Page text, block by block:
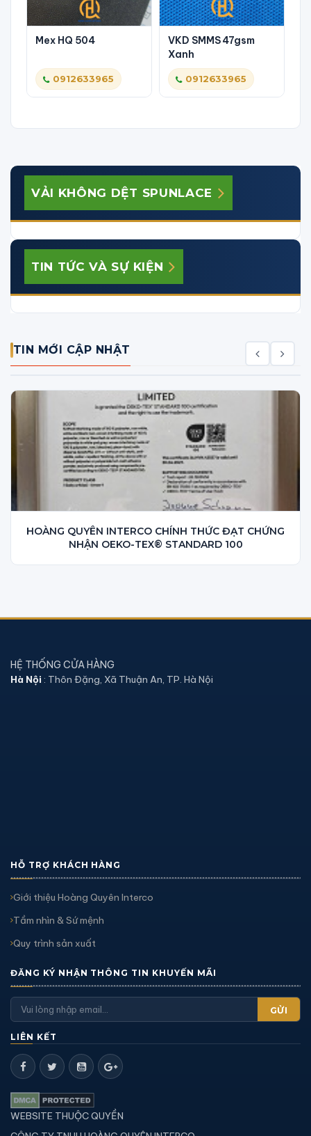
Mex HQ 504
0912633965
VKD SMMS 47gsm
Xanh
0912633965
VẢI KHÔNG DỆT SPUNLACE
TIN TỨC VÀ SỰ KIỆN
TIN MỚI CẬP NHẬT
HOÀNG QUYÊN INTERCO CHÍNH THỨC ĐẠT CHỨNG
NHẬN OEKO-TEX® STANDARD 100
HỆ THỐNG CỬA HÀNG
Hà Nội : Thôn Đặng, Xã Thuận An, TP. Hà Nội
HỖ TRỢ KHÁCH HÀNG
Giới thiệu Hoàng Quyên Interco
Tầm nhìn & Sứ mệnh
Quy trình sản xuất
ĐĂNG KÝ NHẬN THÔNG TIN KHUYẾN MÃI
GỬI
LIÊN KẾT
WEBSITE THUỘC QUYỀN